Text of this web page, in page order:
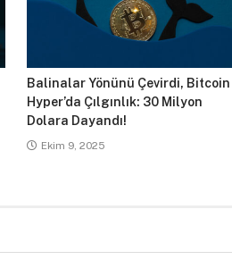
Balinalar Yönünü Çevirdi, Bitcoin
Hyper’da Çılgınlık: 30 Milyon
Dolara Dayandı!
Ekim 9, 2025